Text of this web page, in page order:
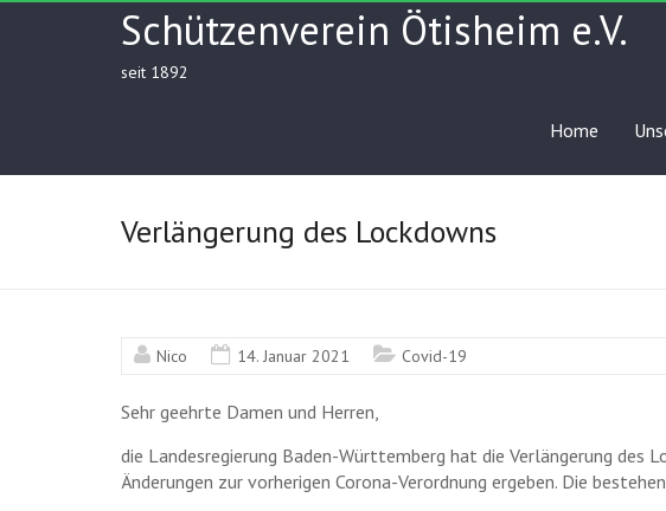
Schützenverein Ötisheim e.V.
seit 1892
Home
Verlängerung des Lockdowns
Nico 14. Januar 2021 Covid-19
Sehr geehrte Damen und Herren,
die Landesregierung Baden-Württemberg hat die Verlängerung des
Änderungen zur vorherigen Corona-Verordnung ergeben. Die